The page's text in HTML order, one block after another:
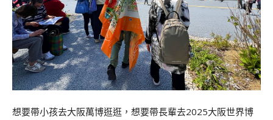
想要帶小孩去大阪萬博逛逛，想要帶長輩去2025大阪世界博